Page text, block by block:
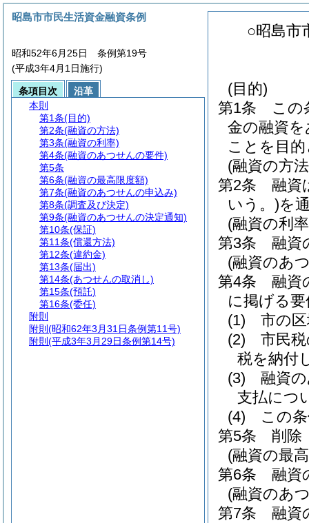
○昭島市
(目的)
第1条
この
金の融資
ことを目
(融資の方
第2条
融資
いう。)を
(融資の利
第3条
融資
(融資のあ
第4条
融資
に掲げる
(1)
市の
(2)
市民
税を納付
(3)
融資
支払につ
(4)
この
第5条
削除
(融資の最
第6条
融資
(融資のあ
第7条
融資
昭島市市民生活資金融資条例
昭和52年6月25日 条例第19号
(平成3年4月1日施行)
条項目次
沿革
本則
第1条(目的)
第2条(融資の方法)
第3条(融資の利率)
第4条(融資のあつせんの要件)
第5条
第6条(融資の最高限度額)
第7条(融資のあつせんの申込み)
第8条(調査及び決定)
第9条(融資のあつせんの決定通知)
第10条(保証)
第11条(償還方法)
第12条(違約金)
第13条(届出)
第14条(あつせんの取消し)
第15条(預託)
第16条(委任)
附則
附則 (昭和62年3月31日条例第11号)
附則 (平成3年3月29日条例第14号)